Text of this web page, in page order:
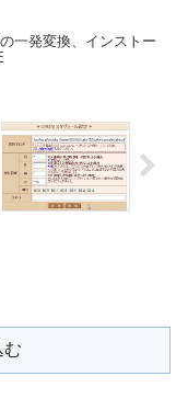
一発変換、インストー
む